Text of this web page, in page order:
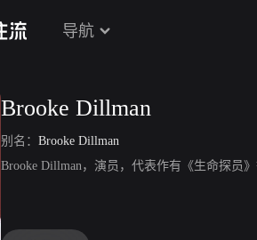
导航
Brooke Dillman
别名： Brooke Dillman
Brooke Dillman，演员，代表作有《生命探员